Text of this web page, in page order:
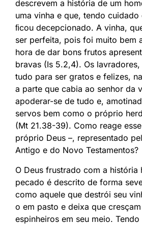
descrevem a história de um
uma vinha e que, tendo
ﬁcou decepcionado. A vinha,
ser perfeita, pois foi muito bem
hora de dar bons frutos
bravas (Is 5.2,4). Os
tudo para ser gratos e felizes,
a parte que cabia ao senhor da
apoderar-se de tudo e,
servos bem como o próprio
(Mt 21.38-39). Como reage
próprio Deus –, representado
Antigo e do Novo Testamentos?
O Deus frustrado com a história
pecado é descrito de forma
como aquele que destrói seu
o em pasto e deixa que
espinheiros em seu meio.